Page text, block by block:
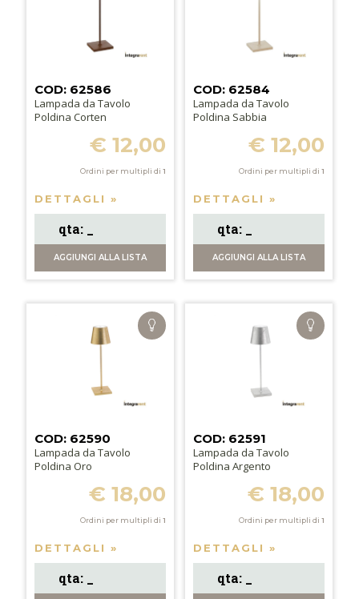
COD: 62586
Lampada da Tavolo
Poldina Corten
€ 12,00
Ordini per multipli di 1
DETTAGLI »
AGGIUNGIALLA LISTA
COD: 62584
Lampada da Tavolo
Poldina Sabbia
€ 12,00
Ordini per multipli di 1
DETTAGLI »
AGGIUNGI ALLA LISTA
COD: 62590
Lampada da Tavolo
Poldina Oro
€ 18,00
Ordini per multipli di 1
DETTAGLI »
COD: 62591
Lampada da Tavolo
Poldina Argento
€ 18,00
Ordini per multipli di 1
DETTAGLI »